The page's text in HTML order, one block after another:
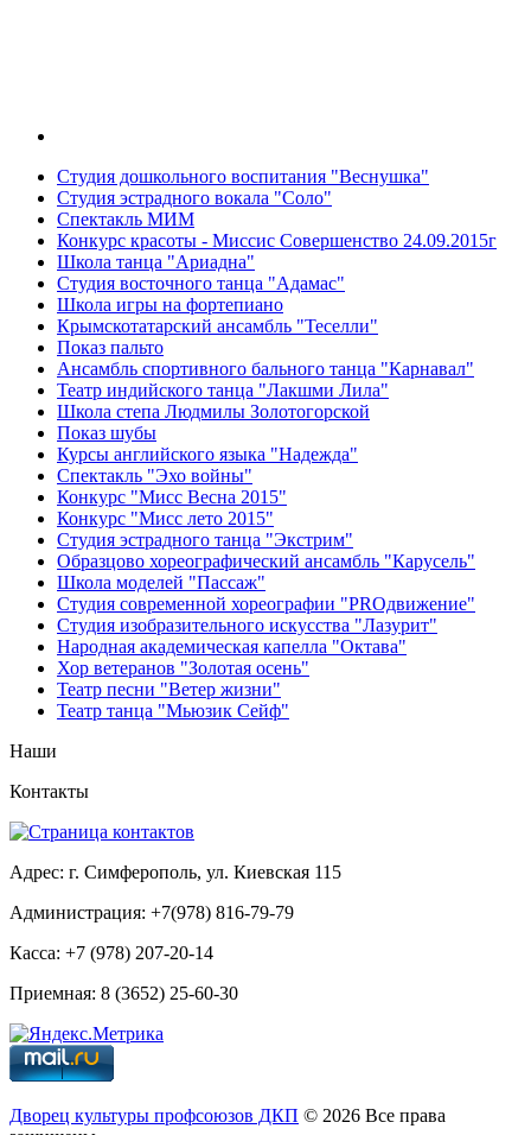
Студия дошкольного воспитания "Веснушка"
Студия эстрадного вокала "Соло"
Спектакль МИМ
Конкурс красоты - Миссис Совершенство 24.09.2015г
Школа танца "Ариадна"
Студия восточного танца "Адамас"
Школа игры на фортепиано
Крымскотатарский ансамбль "Теселли"
Показ пальто
Ансамбль спортивного бального танца "Карнавал"
Театр индийского танца "Лакшми Лила"
Школа степа Людмилы Золотогорской
Показ шубы
Курсы английского языка "Надежда"
Спектакль "Эхо войны"
Конкурс "Мисс Весна 2015"
Конкурс "Мисс лето 2015"
Студия эстрадного танца "Экстрим"
Образцово хореографический ансамбль "Карусель"
Школа моделей "Пассаж"
Студия современной хореографии "PROдвижение"
Студия изобразительного искусства "Лазурит"
Народная академическая капелла "Октава"
Хор ветеранов "Золотая осень"
Театр песни "Ветер жизни"
Театр танца "Мьюзик Сейф"
Наши
Контакты
Адрес: г. Симферополь, ул. Киевская 115
Администрация: +7(978) 816-79-79
Касса: +7 (978) 207-20-14
Приемная: 8 (3652) 25-60-30
Дворец культуры профсоюзов ДКП © 2026 Все права